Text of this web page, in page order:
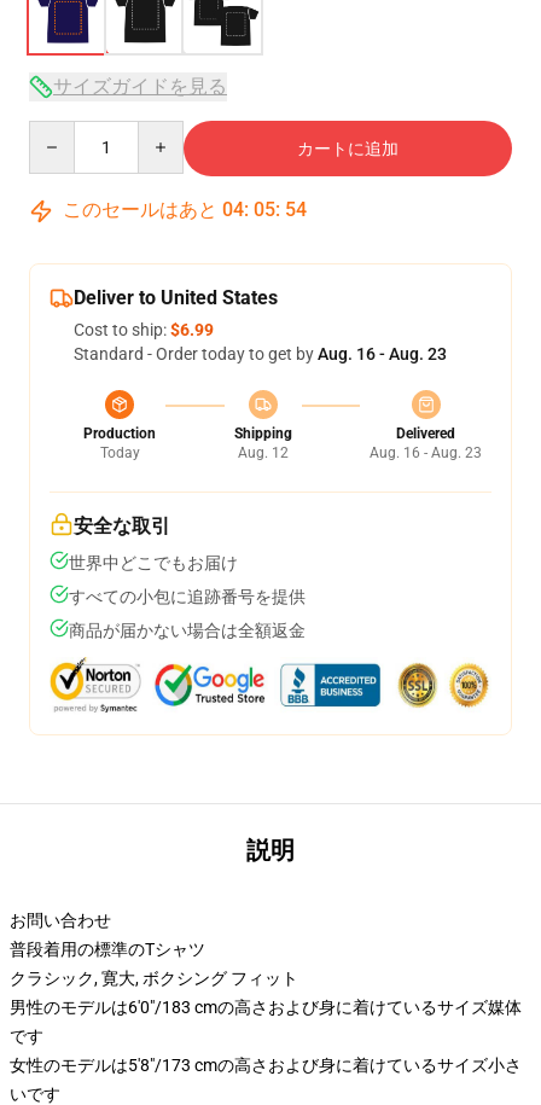
サイズガイドを見る
カートに追加
このセールはあと 04: 05: 53
Deliver to United States
Cost to ship:$6.99
Standard - Order today to get byAug. 16 - Aug. 23
Production
Today
Shipping
Aug. 12
Delivered
Aug. 16 - Aug. 23
安全な取引
世界中どこでもお届け
すべての小包に追跡番号を提供
商品が届かない場合は全額返金
説明
お問い合わせ
普段着用の標準のTシャツ
クラシック, 寛大, ボクシング フィット
男性のモデルは6'0"/183 cmの高さおよび身に着けているサイズ媒体
です
女性のモデルは5'8"/173 cmの高さおよび身に着けているサイズ小さ
いです